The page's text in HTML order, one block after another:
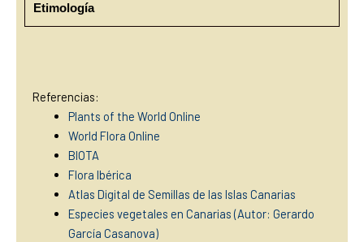
Etimología
Referencias:
Plants of the World Online
World Flora Online
BIOTA
Flora Ibérica
Atlas Digital de Semillas de las Islas Canarias
Especies vegetales en Canarias (Autor: Gerardo
García Casanova)